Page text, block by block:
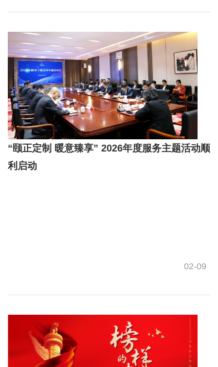
“颐正定制 暖意臻享” 2026年度服务主题活动顺
利启动
02-09